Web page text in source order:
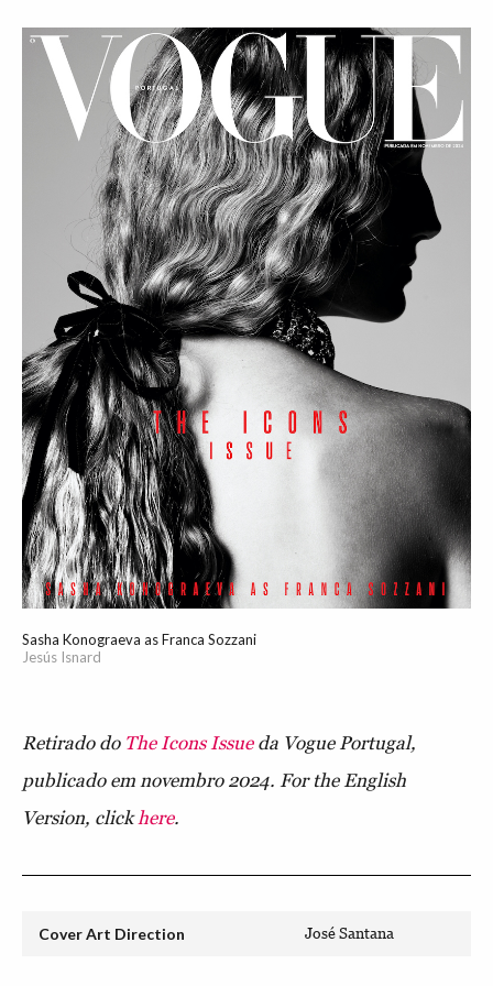
Sasha Konograeva as Franca Sozzani
Jesús Isnard
Retirado do The Icons Issueda Vogue Portugal,
publicado em novembro 2024. For the English
Version, clickhere.
Cover Art Direction José Santana